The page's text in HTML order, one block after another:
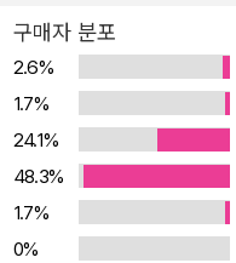
리의 모습을 돌아보게 한다. 환상적인 이야기의 단골손님인 요정과
소녀들의 우정 이야기라는
한 그것은 기우이다. 여러 권
듯이, 이야기를 풀어가는 능
하지 않다. 작가는 어느 엄마가 보더라도 자기 아이와는 사귀게 하고
싶지 않은 한 소녀 사라케이
하게 보는 사람은 정말 그런
구매자 분포
2.6%
1.7%
24.1%
48.3%
1.7%
0%